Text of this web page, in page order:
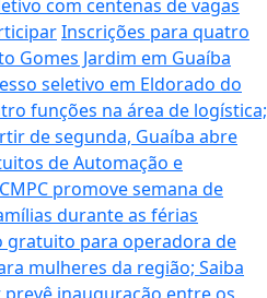
com centenas de vagas
Inscrições para quatro
Gomes Jardim em Guaíba
seletivo em Eldorado do
funções na área de logística;
de segunda, Guaíba abre
de Automação e
CMPC promove semana de
durante as férias
gratuito para operadora de
mulheres da região; Saiba